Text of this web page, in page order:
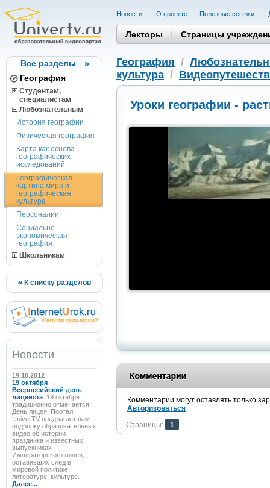
Все разделы
География
Студентам,
cпециалистам
Любознательным
История географии
Физическая география
Карта как основа
географических
исследований
Географическая
картина мира и
географическая
культура
Персоналии
Социально-
экономическая
география
Школьникам
К списку разделов
Новости
19.10.2012
19 октября –
Всероссийский день
лицеиста 19 октября
традиционно отмечается
День лицея. Портал
UniverTV предлагает вам
подборку образовательных
видео об истории
праздника и известных
выпускниках
Императорского лицея,
оставивших след в
мировой политике,
литературе, культуре.
Далее...
Новости О проекте Полезные cсылки
Лекторы Страницы
География /
культура /
Уроки географии -
Комментарии могут оставлять только
Авторизоваться
Страницы:
1